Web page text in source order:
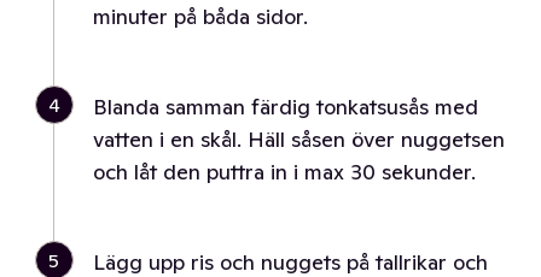
minuter på båda sidor.
4
Blanda samman färdig tonkatsusås med
vatten i en skål. Häll såsen över nuggetsen
och låt den puttra in i max 30 sekunder.
5
Lägg upp ris och nuggets på tallrikar och